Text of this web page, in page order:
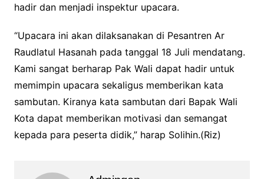
hadir dan menjadi inspektur upacara.
“Upacara ini akan dilaksanakan di Pesantren Ar
Raudlatul Hasanah pada tanggal 18 Juli mendatang.
Kami sangat berharap Pak Wali dapat hadir untuk
memimpin upacara sekaligus memberikan kata
sambutan. Kiranya kata sambutan dari Bapak Wali
Kota dapat memberikan motivasi dan semangat
kepada para peserta didik,” harap Solihin.(Riz)